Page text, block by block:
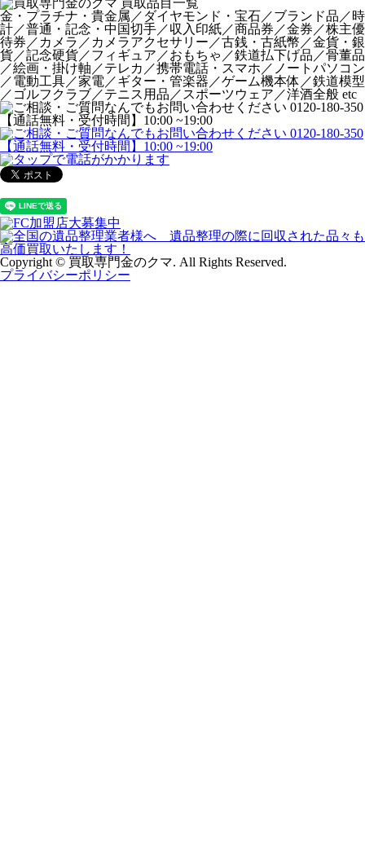
金・プラチナ・貴金属／ダイヤモンド・宝石／ブランド品／時
計／普通・記念・中国切手／収入印紙／商品券／金券／株主優
待券／カメラ／カメラアクセサリー／古銭・古紙幣／金貨・銀
貨／記念硬貨／フィギュア／おもちゃ／鉄道払下げ品／骨董品
／絵画・掛け軸／テレカ／携帯電話・スマホ／ノートパソコン
／電動工具／家電／ギター・管楽器／ゲーム機本体／鉄道模型
／ゴルフクラブ／テニス用品／スポーツウェア／洋酒全般 etc
Copyright © 買取専門金のクマ. All Rights Reserved.
プライバシーポリシー